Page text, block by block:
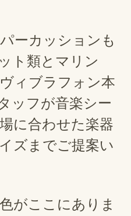
ーカッションも
ト類とマリン
ィブラフォン本
ッフが音楽シー
に合わせた楽器
ズまでご提案い
がここにありま